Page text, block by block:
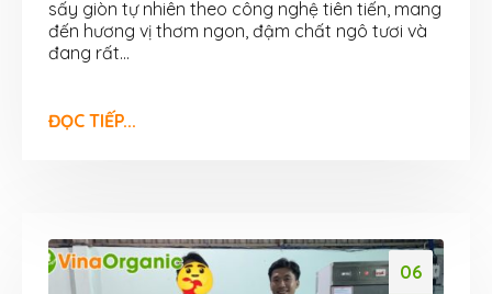
sấy giòn tự nhiên theo công nghệ tiên tiến, mang
đến hương vị thơm ngon, đậm chất ngô tươi và
đang rất...
ĐỌC TIẾP...
06